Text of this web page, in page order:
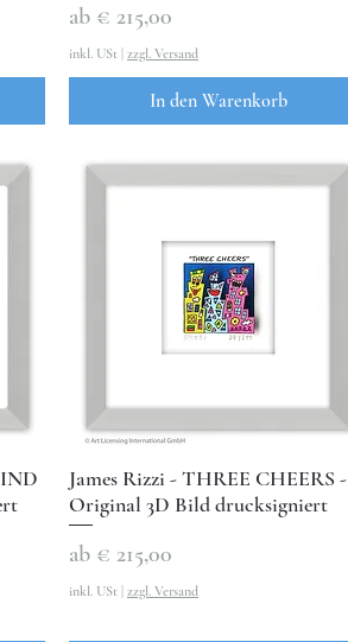
ab € 215,00
Sale-Preis
inkl. USt zzgl. Versand
In den Warenkorb
James Rizzi - THREE CHEERS -
Original 3D Bild drucksigniert
ab € 215,00
Sale-Preis
inkl. USt zzgl. Versand